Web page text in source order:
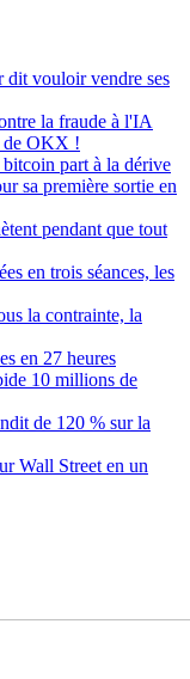
dit vouloir vendre ses
la fraude à l'IA
de OKX !
part à la dérive
sa première sortie en
pendant que tout
en trois séances, les
la contrainte, la
en 27 heures
10 millions de
de 120 % sur la
Wall Street en un